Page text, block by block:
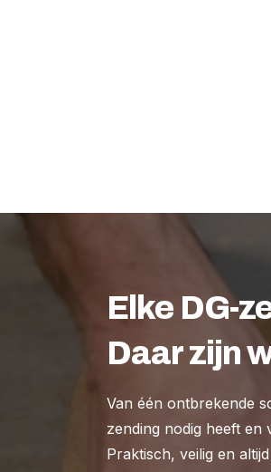
Elke DG-
Daar zijn
Van één ontbrekende
zending nodig heeft en
Praktisch, veilig en